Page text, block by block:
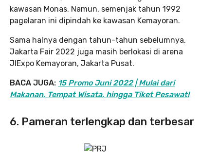
kawasan Monas. Namun, semenjak tahun 1992
pagelaran ini dipindah ke kawasan Kemayoran.
Sama halnya dengan tahun-tahun sebelumnya,
Jakarta Fair 2022 juga masih berlokasi di arena
JIExpo Kemayoran, Jakarta Pusat.
BACA JUGA: 15 Promo Juni 2022 | Mulai dari
Makanan, Tempat Wisata, hingga Tiket Pesawat!
6. Pameran terlengkap dan terbesar